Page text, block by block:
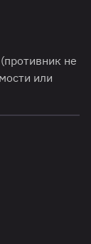
не
или